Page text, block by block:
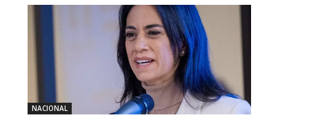
NACIONAL